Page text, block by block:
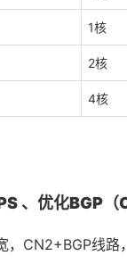
1核
2核
4核
、优化BGP（
，CN2+BGP线路